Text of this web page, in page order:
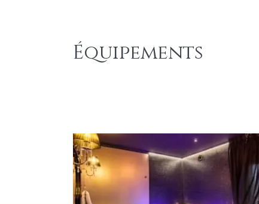
Équipements